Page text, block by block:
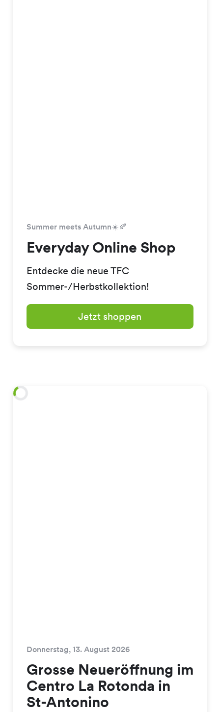
Summer meets Autumn☀️🍂
Everyday Online Shop
Entdecke die neue TFC
Sommer-/Herbstkollektion!
Jetzt shoppen
Donnerstag, 13. August 2026
Grosse Neueröffnung im
Centro La Rotonda in
St-Antonino